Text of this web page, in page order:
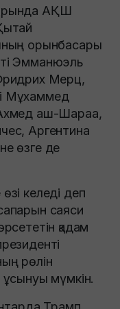
АҚШ
орынбасары
Эмманюэль
Мерц,
Мұхаммед
аш-Шараа,
Аргентина
өзге де
келеді деп
саяси
қадам
рөлін
ұсынуы мүмкін.